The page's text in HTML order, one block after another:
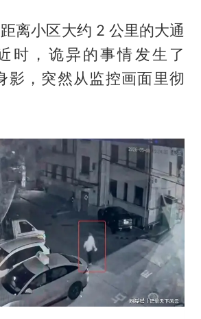
离小区大约 2 公里的大通
时，诡异的事情发生了
，突然从监控画面里彻